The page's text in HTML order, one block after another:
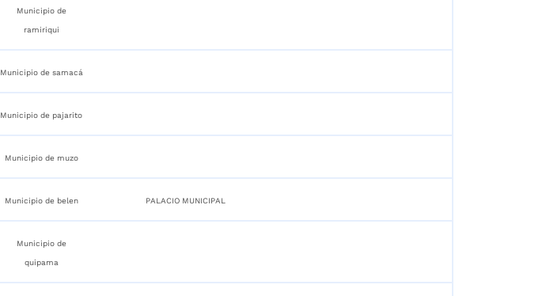
Municipio de
ramiriqui
Municipio de samacá
Municipio de pajarito
Municipio de muzo
Municipio de belen PALACIO MUNICIPAL
Municipio de
quipama